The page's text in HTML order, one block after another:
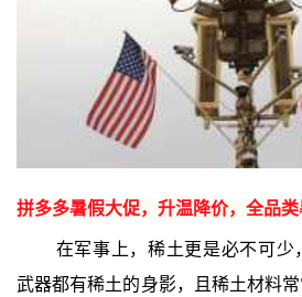
拼多多暑假大促，升温降价，全品
在军事上，稀土更是必不可少
武器都有稀土的身影，且稀土材料